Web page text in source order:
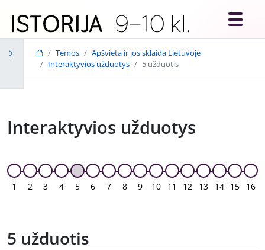
Temos
Apšvieta ir jos sklaida Lietuvoje
Interaktyvios užduotys
5 užduotis
Interaktyvios užduotys
1 2 3 4 5 6 7 8 9 10 11 12 13 14 15 16
5 užduotis